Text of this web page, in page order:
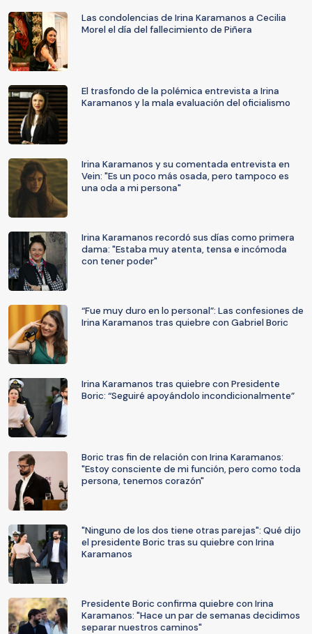
Las condolencias de Irina Karamanos a Cecilia
Morel el día del fallecimiento de Piñera
El trasfondo de la polémica entrevista a Irina
Karamanos y la mala evaluación del oficialismo
Irina Karamanos y su comentada entrevista en
Vein: "Es un poco más osada, pero tampoco es
una oda a mi persona"
Irina Karamanos recordó sus días como primera
dama: "Estaba muy atenta, tensa e incómoda
con tener poder"
“Fue muy duro en lo personal”: Las confesiones de
Irina Karamanos tras quiebre con Gabriel Boric
Irina Karamanos tras quiebre con Presidente
Boric: “Seguiré apoyándolo incondicionalmente”
Boric tras fin de relación con Irina Karamanos:
"Estoy consciente de mi función, pero como toda
persona, tenemos corazón"
"Ninguno de los dos tiene otras parejas": Qué dijo
el presidente Boric tras su quiebre con Irina
Karamanos
Presidente Boric confirma quiebre con Irina
Karamanos: "Hace un par de semanas decidimos
separar nuestros caminos"